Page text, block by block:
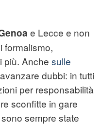
e Lecce e non
formalismo,
più. Anche sulle
dubbi: in tutti
per responsabilità
sconfitte in gare
sempre state